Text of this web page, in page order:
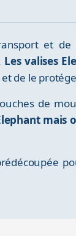
et de
Les valises
et de le
de